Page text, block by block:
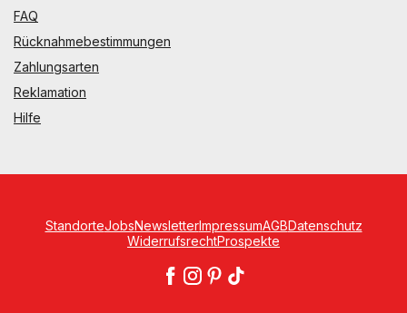
FAQ
Rücknahmebestimmungen
Zahlungsarten
Reklamation
Hilfe
StandorteJobsNewsletterImpressumAGBDatenschutz
WiderrufsrechtProspekte